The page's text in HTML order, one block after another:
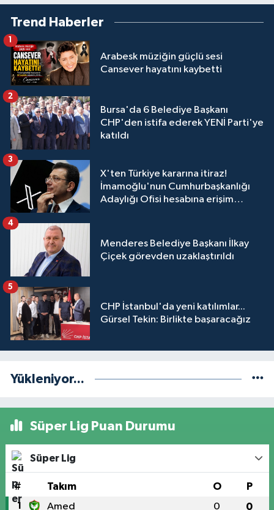
Trend Haberler
Arabesk müziğin güçlü sesi
Cansever hayatını kaybetti
1
Bursa'da 6 Belediye Başkanı
CHP'den istifa ederek YENİ Parti'ye
katıldı
2
X'ten Türkiye kararına itiraz!
İmamoğlu'nun Cumhurbaşkanlığı
Adaylığı Ofisi hesabına erişim
3
Menderes Belediye Başkanı İlkay
Çiçek görevden uzaklaştırıldı
4
CHP İstanbul'da yeni katılımlar...
Gürsel Tekin: Birlikte başaracağız
5
Yükleniyor...
Süper Lig Puan Durumu
Süper Lig
# Takım O P
1 Amed 0 0